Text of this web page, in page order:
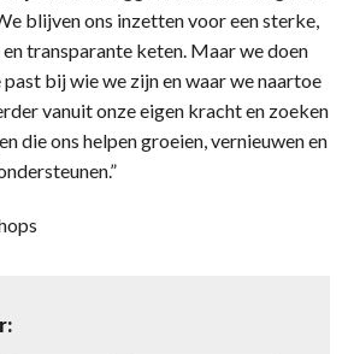
blijven ons inzetten voor een sterke,
transparante keten. Maar we doen
bij wie we zijn en waar we naartoe
vanuit onze eigen kracht en zoeken
die ons helpen groeien, vernieuwen en